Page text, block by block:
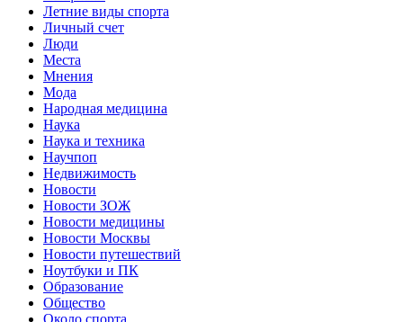
Летние виды спорта
Личный счет
Люди
Места
Мнения
Мода
Народная медицина
Наука
Наука и техника
Научпоп
Недвижимость
Новости
Новости ЗОЖ
Новости медицины
Новости Москвы
Новости путешествий
Ноутбуки и ПК
Образование
Общество
Около спорта